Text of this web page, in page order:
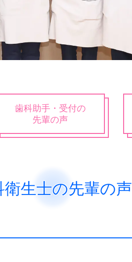
歯科助手・受付の
先輩の声
衛生士の先輩の声